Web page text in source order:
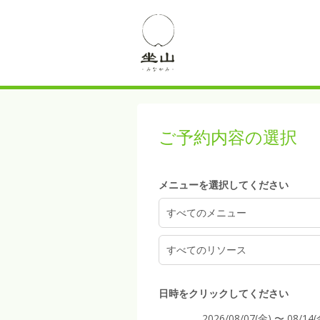
ご予約内容の選択
メニューを選択してください
すべてのメニュー
すべてのリソース
日時をクリックしてください
4:00
5:00